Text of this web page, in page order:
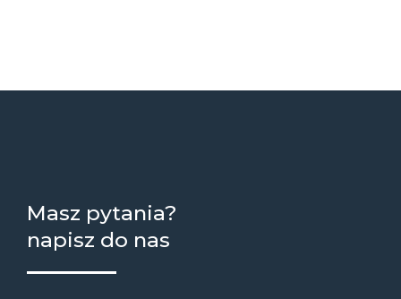
Masz pytania?
napisz do nas